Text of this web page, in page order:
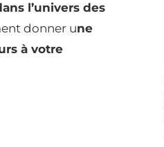
l’univers des
donner une
à votre